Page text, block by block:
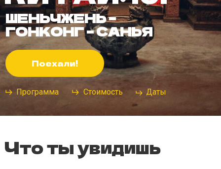
Даты
Стоимость
Программа
Поехали!
Что ты увидишь